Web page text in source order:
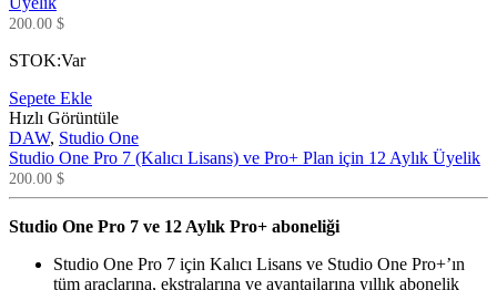
200.00 $
STOK:Var
Sepete Ekle
Hızlı Görüntüle
DAW, Studio One
Studio One Pro 7 (Kalıcı Lisans) ve Pro+ Plan için 12 Aylık Üyelik
200.00 $
Studio One Pro 7 ve 12 Aylık Pro+ aboneliği
Studio One Pro 7 için Kalıcı Lisans ve Studio One Pro+’ın
tüm araçlarına, ekstralarına ve avantajlarına yıllık abonelik